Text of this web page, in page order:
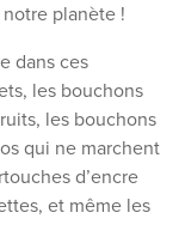
planète !
dans ces
les bouchons
les bouchons
qui ne marchent
d’encre
et même les